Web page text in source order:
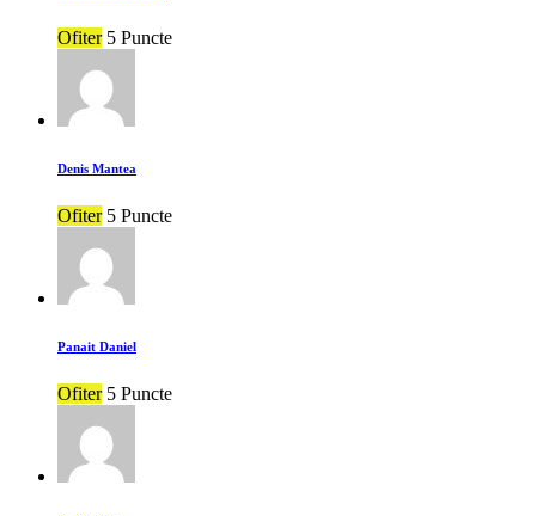
Ofiter 5 Puncte
Denis Mantea
Ofiter 5 Puncte
Panait Daniel
Ofiter 5 Puncte